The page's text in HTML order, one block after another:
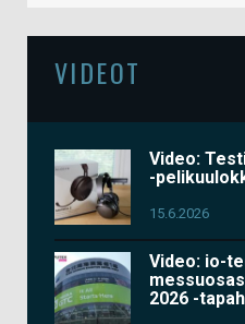
VIDEOT
Video:
-
15.6.2026
Video: io-
2026 -